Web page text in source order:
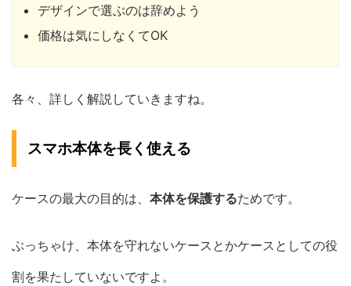
デザインで選ぶのは辞めよう
価格は気にしなくてOK
各々、詳しく解説していきますね。
スマホ本体を長く使える
ケースの最大の目的は、 本体を保護するためです。
ぶっちゃけ、本体を守れないケースとかケースとしての役
割を果たしていないですよ。